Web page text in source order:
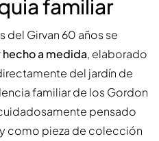
familiar
del Girvan 60 años se
a medida, elaborado
del jardín de
familiar de los Gordon
pensado
como pieza de colección